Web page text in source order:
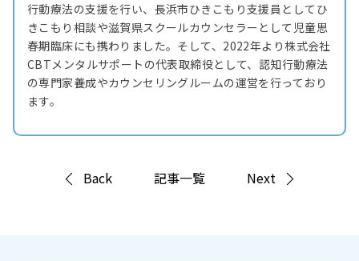
行動療法の支援を行い、長浜市ひきこもり支援員としてひ
きこもり相談や滋賀県スクールカウンセラーとして児童思
春期臨床にも携わりました。そして、2022年より株式会社
CBTメンタルサポートの代表取締役として、認知行動療法
の専門家養成やカウンセリングルームの運営を行っており
ます。
Back 記事一覧 Next